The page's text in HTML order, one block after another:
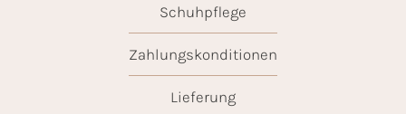
Schuhpflege
Zahlungskonditionen
Lieferung